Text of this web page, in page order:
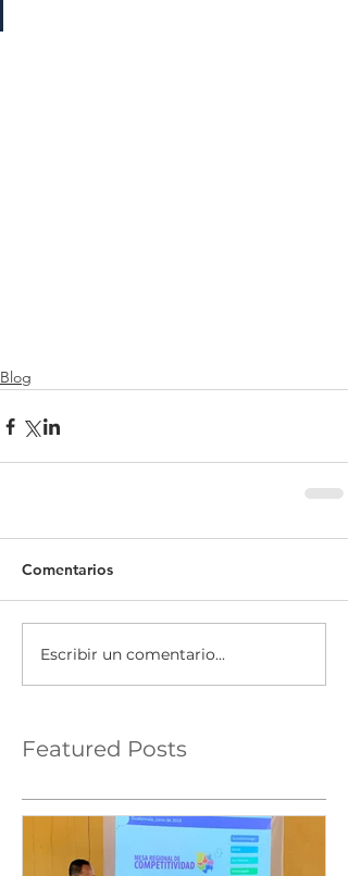
Blog
Comentarios
Escribir un comentario...
Featured Posts